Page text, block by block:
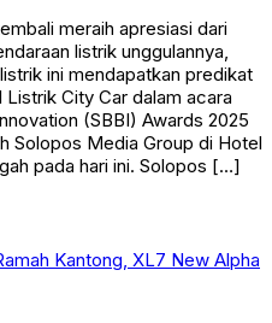
meraih apresiasi dari
listrik unggulannya,
ini mendapatkan predikat
City Car dalam acara
(SBBI) Awards 2025
Solopos Media Group di Hotel
pada hari ini. Solopos […]